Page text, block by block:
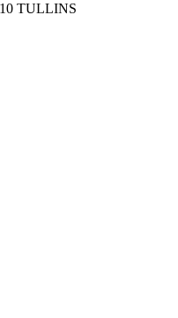
TULLINS